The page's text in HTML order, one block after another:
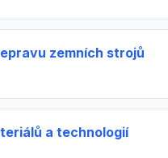
zemních strojů
a technologií